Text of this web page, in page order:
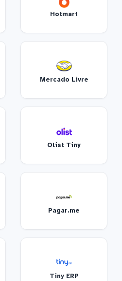
Hotmart
Mercado Livre
Olist Tiny
Pagar.me
Tiny ERP